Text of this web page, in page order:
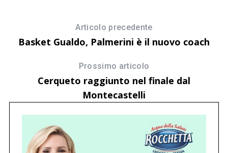
Articolo precedente
Basket Gualdo, Palmerini è il nuovo coach
Prossimo articolo
Cerqueto raggiunto nel finale dal
Montecastelli